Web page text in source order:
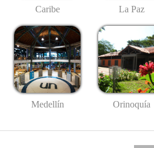
Caribe La Paz
Medellín Orinoquía